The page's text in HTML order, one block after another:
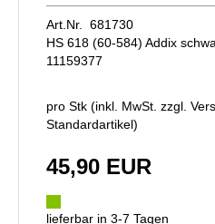
Art.Nr. 681730
HS 618 (60-584) Addix
11159377
pro Stk (inkl. MwSt. zzgl.
Standardartikel)
45,90 EUR
lieferbar in 3-7 Tagen